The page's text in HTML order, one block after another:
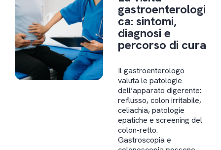
gastroenterologi
ca: sintomi,
diagnosi e
percorso di cura
Il gastroenterologo
valuta le patologie
dell’apparato digerente:
reflusso, colon irritabile,
celiachia, patologie
epatiche e screening del
colon-retto.
Gastroscopia e